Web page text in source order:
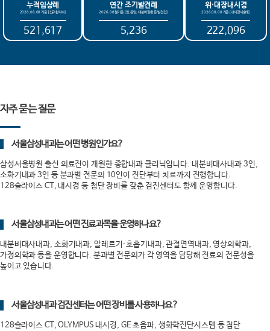
누적임상례
2026.08.08 기준 [신규 환자수]
521,617
연간 조기발견례
2026.08월 기준 [암, 종양, 내분비 질환 등 발견 건]
5,236
위·대장내시경
2026.08.08 기준 [내시경시술례]
222,096
자주 묻는 질문
서울삼성내과는 어떤 병원인가요?
삼성서울병원 출신 의료진이 개원한 종합내과 클리닉입니다. 내분비대사내과 3인,
소화기내과 3인 등 분과별 전문의 10인이 진단부터 치료까지 진행합니다.
128슬라이스 CT, 내시경 등 첨단 장비를 갖춘 검진센터도 함께 운영합니다.
서울삼성내과는 어떤 진료과목을 운영하나요?
내분비대사내과, 소화기내과, 알레르기·호흡기내과, 관절면역내과, 영상의학과,
가정의학과 등을 운영합니다. 분과별 전문의가 각 영역을 담당해 진료의 전문성을
높이고 있습니다.
서울삼성내과 검진센터는 어떤 장비를 사용하나요?
128슬라이스 CT, OLYMPUS 내시경, GE 초음파, 생화학진단시스템 등 첨단